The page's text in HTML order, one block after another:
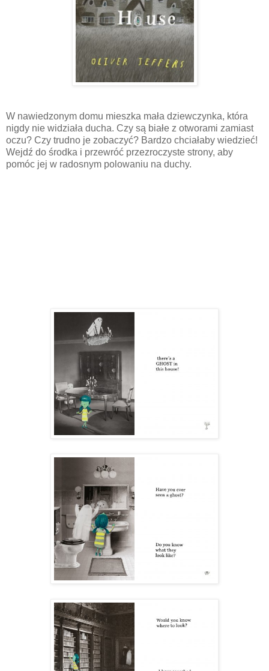
W nawiedzonym domu mieszka mała dziewczynka, która
nigdy nie widziała ducha. Czy są białe z otworami zamiast
oczu? Czy trudno je zobaczyć? Bardzo chciałaby wiedzieć!
Wejdź do środka i przewróć przezroczyste strony, aby
pomóc jej w radosnym polowaniu na duchy.